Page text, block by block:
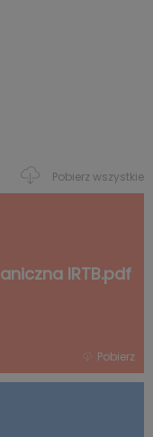
Pobierz wszystkie
IRTB.pdf
Pobierz